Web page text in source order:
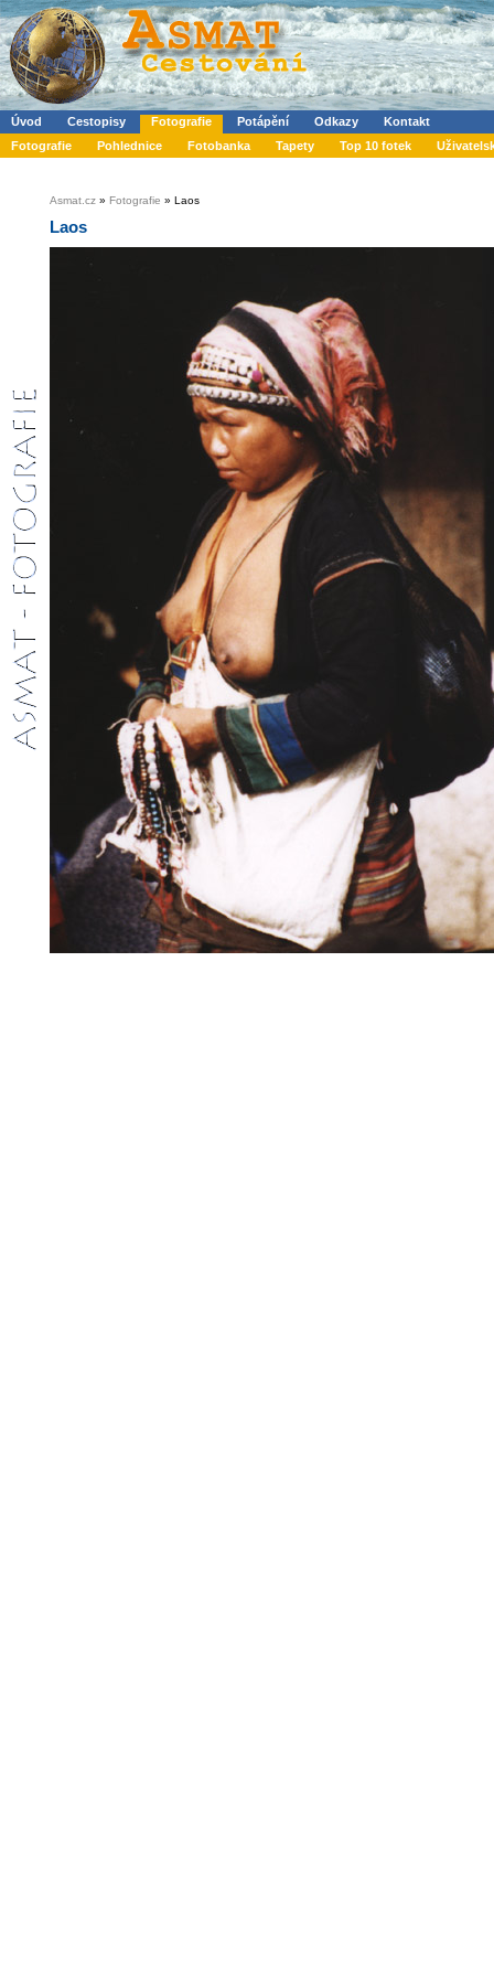
Úvod Cestopisy Fotografie Potápění Odkazy
Kontakt
Fotografie
Pohlednice Fotobanka Tapety Top 10 fotek
Asmat.cz » Fotografie » Laos
Laos